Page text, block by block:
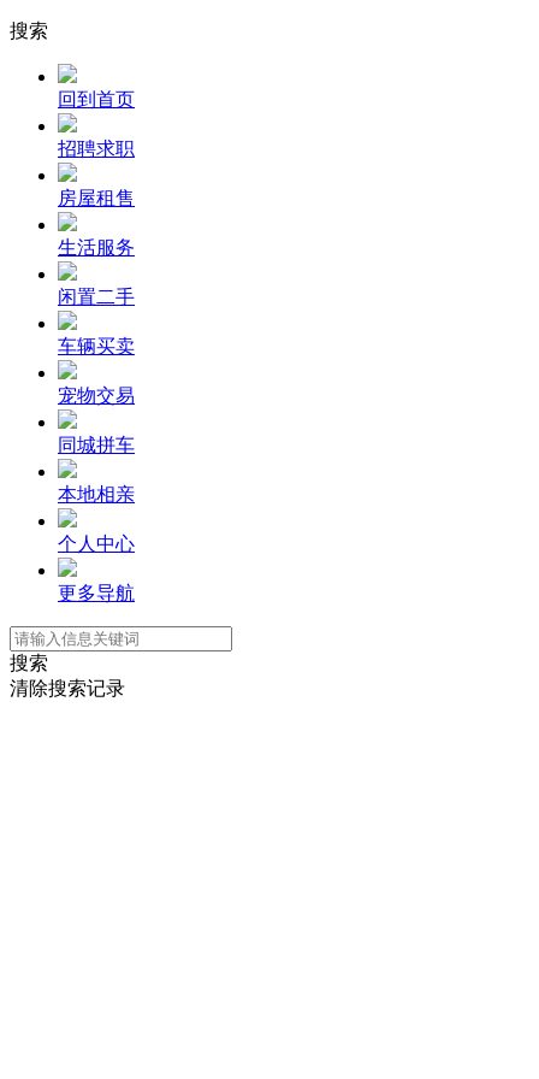
搜索
回到首页
招聘求职
房屋租售
生活服务
闲置二手
车辆买卖
宠物交易
同城拼车
本地相亲
个人中心
更多导航
搜索
清除搜索记录